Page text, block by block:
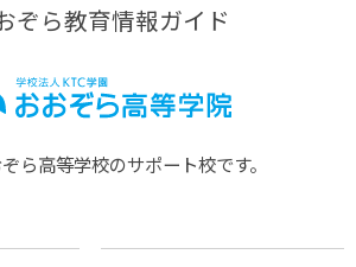
ぞら教育情報ガイド
ら⾼等学校のサポート校です。